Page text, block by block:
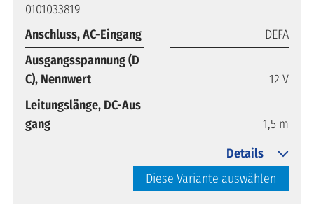
0101033819
Anschluss, AC-Eingang
DEFA
Ausgangsspannung (D
C), Nennwert
12 V
Leitungslänge, DC-Aus
gang
1,5 m
Diese Variante auswählen
Details